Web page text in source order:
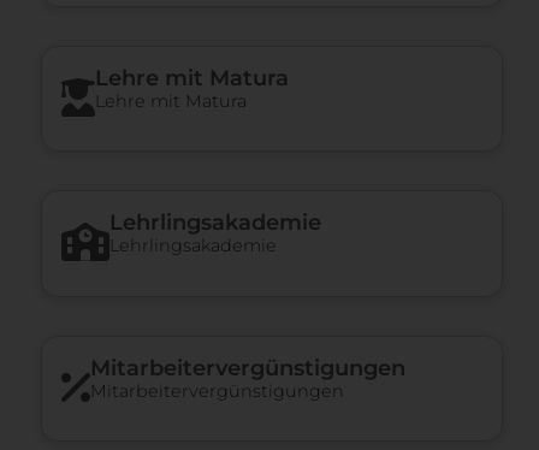
Lehre mit Matura
Lehre mit Matura
Lehrlingsakademie
Lehrlingsakademie
Mitarbeiter­vergünstigungen
Mitarbeiter­vergünstigungen